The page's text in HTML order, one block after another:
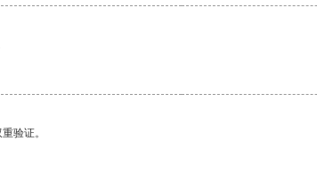
验证。